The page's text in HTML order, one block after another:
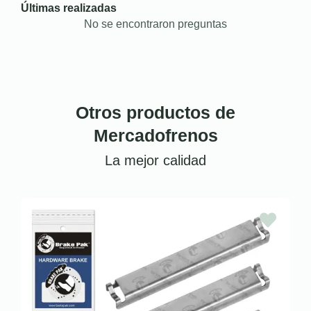
Últimas realizadas
No se encontraron preguntas
Otros productos de
Mercadofrenos
La mejor calidad